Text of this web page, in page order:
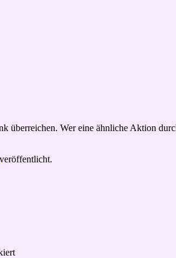
überreichen. Wer eine ähnliche Aktion
veröffentlicht.